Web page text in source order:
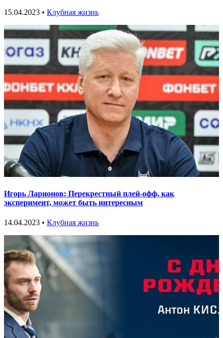
15.04.2023 • Клубная жизнь
Игорь Ларионов: Перекрестный плей-офф, как
эксперимент, может быть интересным
14.04.2023 • Клубная жизнь